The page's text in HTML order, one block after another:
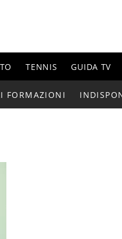
TENNIS GUIDA TV
FORMAZIONI